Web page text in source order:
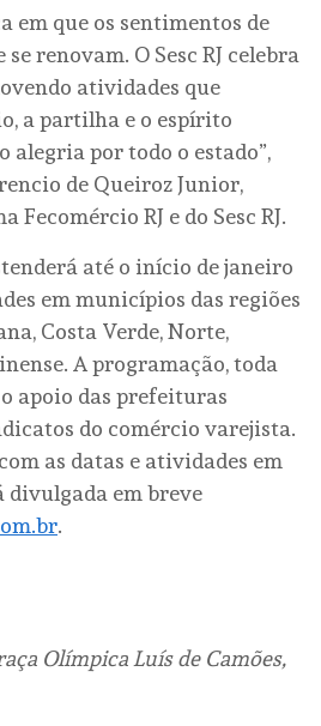
em que os sentimentos de
renovam. O Sesc RJ celebra
atividades que
a partilha e o espírito
alegria por todo o estado”,
de Queiroz Junior,
Fecomércio RJ e do Sesc RJ.
até o início de janeiro
em municípios das regiões
Costa Verde, Norte,
A programação, toda
apoio das prefeituras
do comércio varejista.
as datas e atividades em
divulgada em breve
.
Olímpica Luís de Camões,